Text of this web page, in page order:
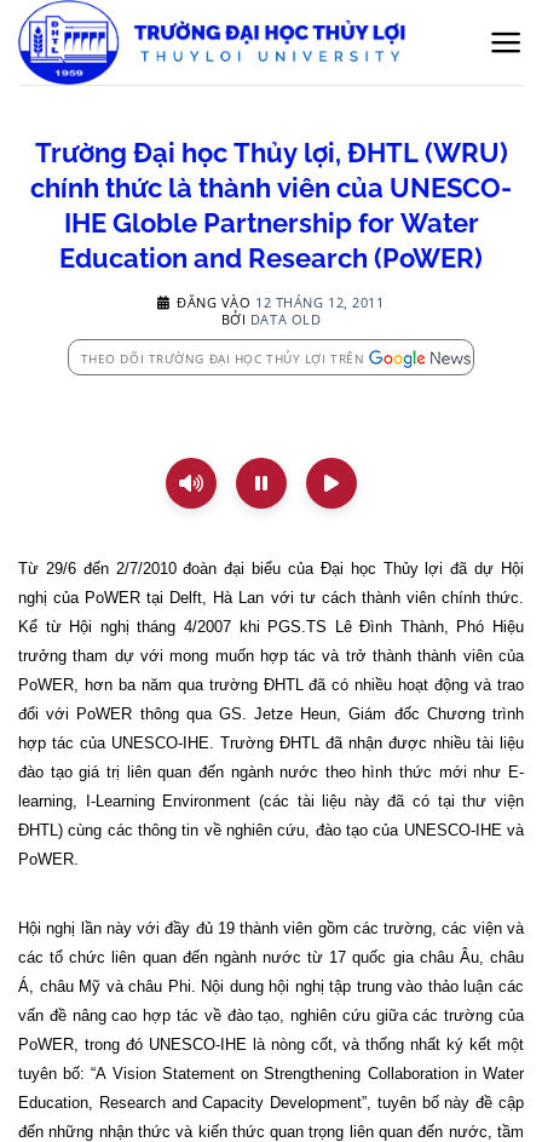
qua
nội
Trường Đại học Thủy lợi, ĐHTL (WRU)
chính thức là thành viên của UNESCO-
IHE Globle Partnership for Water
Education and Research (PoWER)
ĐĂNG VÀO 12 THÁNG 12, 2011
BỞI DATA OLD
THEO DÕI TRƯỜNG ĐẠI HỌC THỦY LỢI TRÊN
Từ 29/6 đến 2/7/2010 đoàn đại biểu của Đại học Thủy lợi đã dự Hội
nghị của PoWER tại Delft , Hà Lan với tư cách thành viên chính thức.
Kể từ Hội nghị tháng 4/2007 khi PGS.TS Lê Đình Thành, Phó Hiệu
trưởng tham dự với mong muốn hợp tác và trở thành thành viên của
PoWER, hơn ba năm qua trường ĐHTL đã có nhiều hoạt động và trao
đổi với PoWER thông qua GS. Jetze Heun, Giám đốc Chương trình
hợp tác của UNESCO-IHE. Trường ĐHTL đã nhận được nhiều tài liệu
đào tạo giá trị liên quan đến ngành nước theo hình thức mới như E-
learning, I-Learning Environment (các tài liệu này đã có tại thư viện
ĐHTL) cùng các thông tin về nghiên cứu, đào tạo của UNESCO-IHE và
PoWER.
Hội nghị lần này với đầy đủ 19 thành viên gồm các trường, các viện và
các tổ chức liên quan đến ngành nước từ 17 quốc gia châu Âu, châu
Á, châu Mỹ và châu Phi. Nội dung hội nghị tập trung vào thảo luận các
vấn đề nâng cao hợp tác về đào tạo, nghiên cứu giữa các trường của
PoWER, trong đó UNESCO-IHE là nòng cốt, và thống nhất ký kết một
tuyên bố: “A Vision Statement on Strengthening Collaboration in Water
Education, Research and Capacity Development”, tuyên bố này đề cập
đến những nhận thức và kiến thức quan trọng liên quan đến nước, tầm